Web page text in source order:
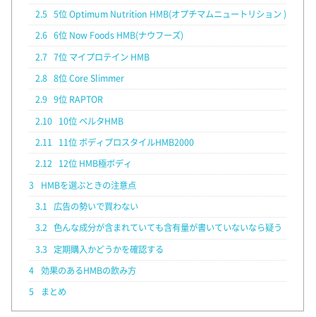
2.5 5位 Optimum Nutrition HMB(オプチマムニュートリション )
2.6 6位 Now Foods HMB(ナウフーズ)
2.7 7位 マイプロテイン HMB
2.8 8位 Core Slimmer
2.9 9位 RAPTOR
2.10 10位 ベルタHMB
2.11
11位 ボディプロスタイルHMB2000
2.12 12位 HMB極ボディ
3
HMBを選ぶときの注意点
3.1 広告の勢いで買わない
3.2 色んな成分が含まれていても含有量が書いていないなら疑う
3.3 定期購入かどうかを確認する
4 効果のあるHMBの飲み方
5
まとめ